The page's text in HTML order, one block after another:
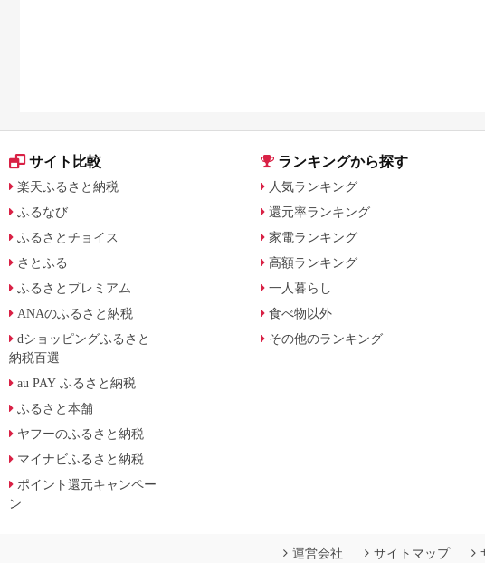
サイト比較
楽天ふるさと納税
ふるなび
ふるさとチョイス
さとふる
ふるさとプレミアム
ANAのふるさと納税
dショッピングふるさと
納税百選
au PAY ふるさと納税
ふるさと本舗
ヤフーのふるさと納税
マイナビふるさと納税
ポイント還元キャンペー
ン
ランキングから探す
人気ランキング
還元率ランキング
家電ランキング
高額ランキング
一人暮らし
食べ物以外
その他のランキング
運営会社 サイトマップ